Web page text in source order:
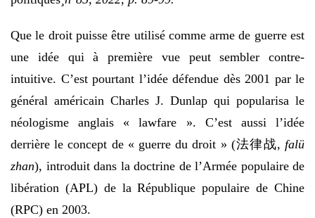
Que le droit puisse être utilisé comme arme de guerre est
une idée qui à première vue peut sembler contre-
intuitive. C’est pourtant l’idée défendue dès 2001 par le
général américain Charles J. Dunlap qui popularisa le
néologisme anglais « lawfare ». C’est aussi l’idée
derrière le concept de « guerre du droit » (法律战, falü
zhan), introduit dans la doctrine de l’Armée populaire de
libération (APL) de la République populaire de Chine
(RPC) en 2003.